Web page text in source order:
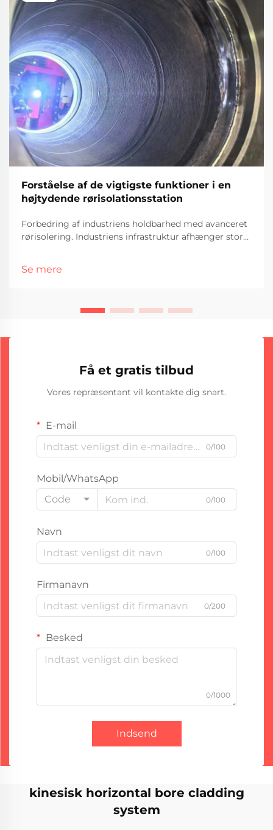
Forståelse af de vigtigste funktioner i en
højtydende rørisolationsstation
Forbedring af industriens holdbarhed med avanceret
rørisolering. Industriens infrastruktur afhænger stort
gas-, petrokemiske og kraftværkssektorerne, kræver
optimal ydelse og forlænget levetid for kritisk udstyr.
Se mere
Få et gratis tilbud
Vores repræsentant vil kontakte dig snart.
E-mail
0/100
Mobil/WhatsApp
Code
0/100
Navn
0/100
Firmanavn
0/200
Besked
0/1000
Indsend
kinesisk horizontal bore cladding
system